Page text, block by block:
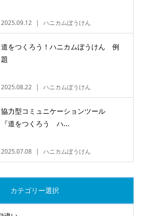
2025.09.12 ハニカムぼうけん
道をつくろう！ハニカムぼうけん 例
題
2025.08.22 ハニカムぼうけん
協力型コミュニケーションツール
『道をつくろう ハ...
2025.07.08 ハニカムぼうけん
カテゴリー選択